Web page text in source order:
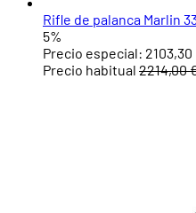
Rifle de palanca Marlin
5%
Precio especial: 2103,30
Precio habitual 2214,00